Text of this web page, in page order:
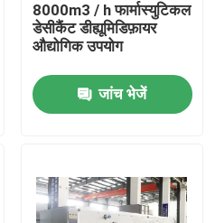
8000m3 / h फार्मास्युटिकल
डेसीकैंट डीह्यूमिडिफ़ायर
औद्योगिक उपयोग
जांच भेजें